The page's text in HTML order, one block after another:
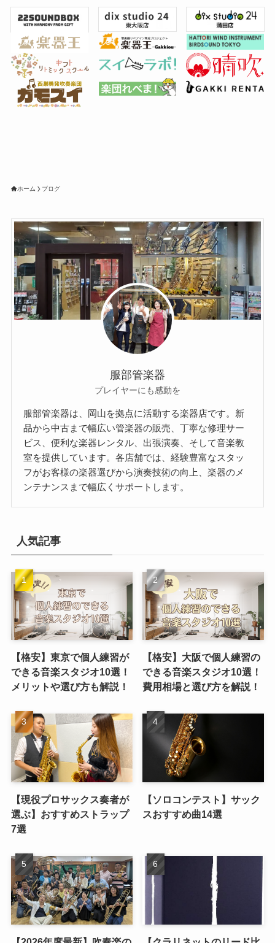
ホーム ブログ
服部管楽器
プレイヤーにも感動を
服部管楽器は、岡山を拠点に活動する楽器店です。新
品から中古まで幅広い管楽器の販売、丁寧な修理サー
ビス、便利な楽器レンタル、出張演奏、そして音楽教
室を提供しています。各店舗では、経験豊富なスタッ
フがお客様の楽器選びから演奏技術の向上、楽器のメ
ンテナンスまで幅広くサポートします。
人気記事
【格安】東京で個人練習が
できる音楽スタジオ10選！
メリットや選び方も解説！
【格安】大阪で個人練習の
できる音楽スタジオ10選！
費用相場と選び方を解説！
【現役プロサックス奏者が
選ぶ】おすすめストラップ
7選
【ソロコンテスト】サック
スおすすめ曲14選